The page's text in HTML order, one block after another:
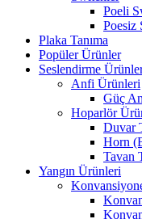
Poeli
Poesiz
Plaka Tanıma
Popüler Ürünler
Seslendirme
Anfi Ürünleri
Güç
Hoparlör
Duvar
Horn
Tavan
Yangın Ürünleri